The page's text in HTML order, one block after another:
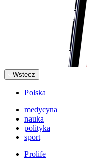
Wstecz
Polska
medycyna
nauka
polityka
sport
Prolife